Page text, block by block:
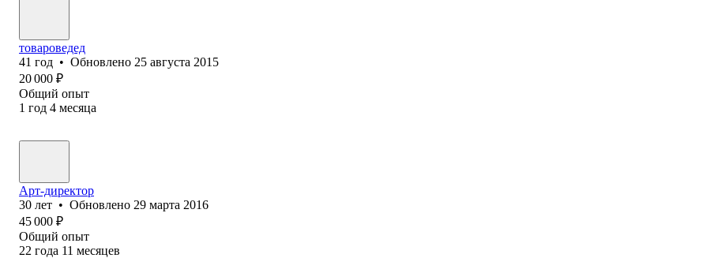
товароведед
41 год • Обновлено 25 августа 2015
20 000 ₽
Общий опыт
1 год 4 месяца
Арт-директор
30 лет • Обновлено 29 марта 2016
45 000 ₽
Общий опыт
22 года 11 месяцев